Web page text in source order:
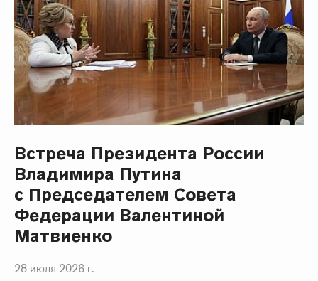
Встреча Президента России
Владимира Путина
с Председателем Совета
Федерации Валентиной
Матвиенко
28 июля 2026 г.